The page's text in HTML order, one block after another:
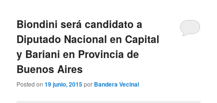
Biondini será candidato a
Diputado Nacional en Capital
y Bariani en Provincia de
Buenos Aires
Posted on19 junio, 2015por Bandera Vecinal